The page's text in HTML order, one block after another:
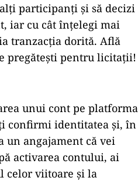
participanți și să decizi
iar cu cât înțelegi mai
tranzacția dorită. Află
pregătești pentru licitații!
unui cont pe platforma
confirmi identitatea și, în
un angajament că vei
activarea contului, ai
celor viitoare și la